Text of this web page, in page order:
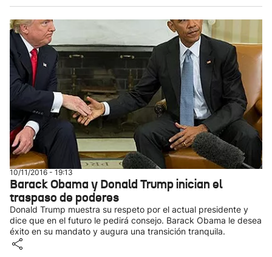
10/11/2016 - 19:13
Barack Obama y Donald Trump inician el
traspaso de poderes
Donald Trump muestra su respeto por el actual presidente y
dice que en el futuro le pedirá consejo. Barack Obama le desea
éxito en su mandato y augura una transición tranquila.